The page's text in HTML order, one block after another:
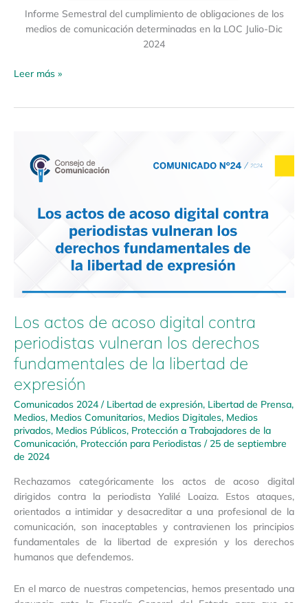
Informe Semestral del cumplimiento de obligaciones de los
medios de comunicación determinadas en la LOC Julio-Dic
2024
Leer más »
Los actos de acoso digital contra
periodistas vulneran los derechos
fundamentales de la libertad de
expresión
Comunicados 2024 / Libertad de expresión, Libertad de Prensa,
Medios, Medios Comunitarios, Medios Digitales, Medios
privados, Medios Públicos, Protección a Trabajadores de la
Comunicación, Protección para Periodistas / 25 de septiembre
de 2024
Rechazamos categóricamente los actos de acoso digital
dirigidos contra la periodista Yalilé Loaiza. Estos ataques,
orientados a intimidar y desacreditar a una profesional de la
comunicación, son inaceptables y contravienen los principios
fundamentales de la libertad de expresión y los derechos
humanos que defendemos.
En el marco de nuestras competencias, hemos presentado una
actos
acoso
fundamentales
la
libertad
de
expresión